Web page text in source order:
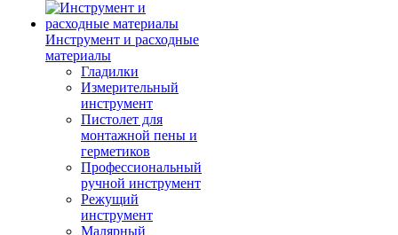
Инструмент и расходные
материалы
Гладилки
Измерительный
инструмент
Пистолет для
монтажной пены и
герметиков
Профессиональный
ручной инструмент
Режущий
инструмент
Малярный